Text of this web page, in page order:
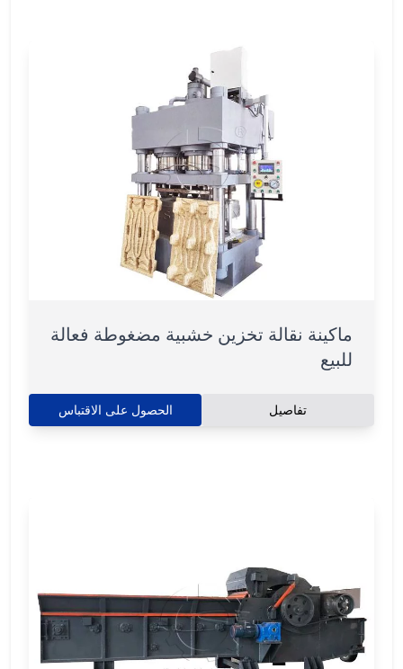
ماكينة نقالة تخزين خشبية مضغوطة فعالة
للبيع
تفاصيل الحصول على الاقتباس